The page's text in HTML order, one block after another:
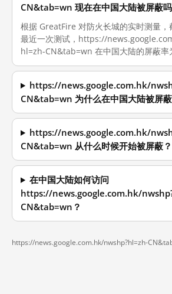
CN&tab=wn 现在在中国大陆被屏蔽吗
根据 GreatFire 对防火长城的实时测量
最近一次测试，https://
hl=zh-CN&tab=wn 在中国大陆的屏蔽率
https://news.google.com.hk/
CN&tab=wn 为什么在中国大陆被屏蔽
https://news.google.com.hk/
CN&tab=wn 从什么时候开始被屏蔽？
在中国大陆如何访问
https://news.google.com.hk/
CN&tab=wn？
https://news.google.com.hk/nwshp?hl=zh-